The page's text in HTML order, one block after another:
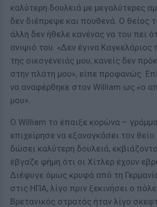
καλύτερη δουλειά με μεγαλύτερες
δεν διέπρεψε και πουθενά. Ο θείος
άλλη δεν ήθελε κανένας να του πει
ανιψιό του. «Δεν έγινα
της οικογένειάς μου, κανείς δεν
στην πλάτη μου», είπε προφανώς.
να αναφέρθηκε στον William ως «ο
μου».
Ο William το έπαιξε κορώνα –
επιχείρησε να εξαναγκάσει τον
δώσει καλύτερη δουλειά,
έβγαζε φήμη ότι οι Χίτλερ έχουν
Διέφυγε όμως κρυφά από τη
στις ΗΠΑ, λίγο πριν ξεκινήσει ο
Βρετανικός στρατός ήταν λίγο